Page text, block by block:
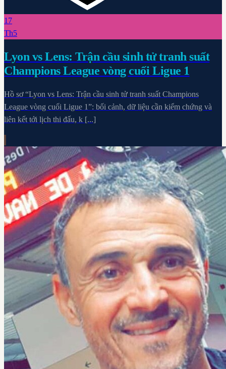
17
Th5
Lyon vs Lens: Trận cầu sinh tử tranh suất
Champions League vòng cuối Ligue 1
Hồ sơ “Lyon vs Lens: Trận cầu sinh tử tranh suất Champions
League vòng cuối Ligue 1”: bối cảnh, dữ liệu cần kiểm chứng và
liên kết tới lịch thi đấu, k [...]